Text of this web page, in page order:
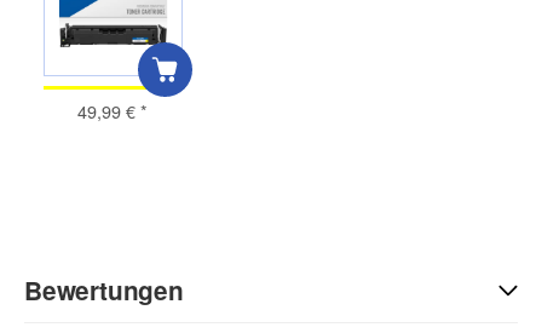
49,99 €*
Bewertungen